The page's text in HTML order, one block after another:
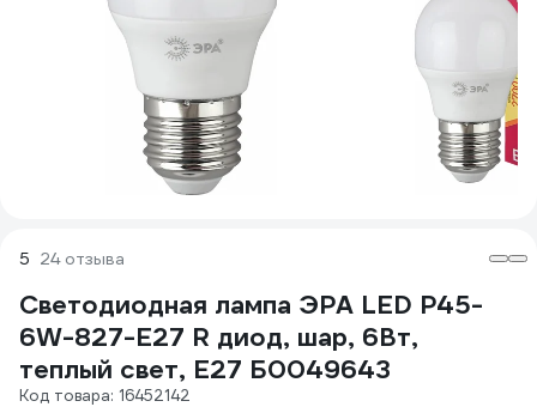
5 24 отзыва
Светодиодная лампа ЭРА LED P45-
6W-827-E27 R диод, шар, 6Вт,
теплый свет, E27 Б0049643
Код товара: 16452142